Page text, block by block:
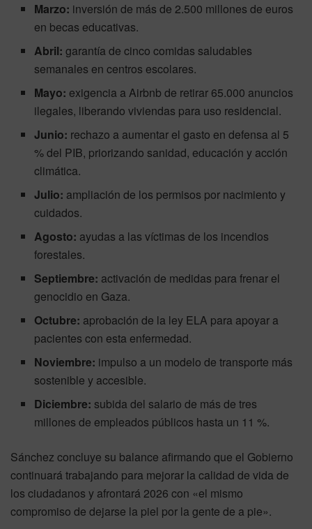
Marzo: inversión de más de 2.500 millones de euros
en becas educativas.
Abril: garantía de cinco comidas saludables
semanales en centros escolares.
Mayo: exigencia a Airbnb de retirar 65.000 anuncios
ilegales, liberando viviendas para uso residencial.
Junio: rechazo a aumentar el gasto en defensa al 5
% del PIB, priorizando sanidad, educación y acción
climática.
Julio: ampliación de los permisos por nacimiento y
cuidados.
Agosto: ayudas a las víctimas de los incendios
forestales.
Septiembre: activación de medidas para frenar el
genocidio en Gaza.
Octubre: aprobación de la ley ELA para apoyar a
pacientes con esta enfermedad.
Noviembre: impulso a un modelo de transporte más
sostenible y accesible.
Diciembre: subida del salario de más de tres
millones de empleados públicos hasta un 11 %.
Sánchez concluye su balance afirmando que el Gobierno
continuará trabajando para mejorar la calidad de vida de
los ciudadanos y afrontará 2026 con «el mismo
compromiso de dejarse la piel por la gente de a pie».